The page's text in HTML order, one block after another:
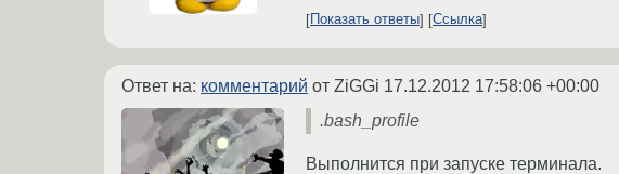
Показать ответы
Ссылка
Ответ на: комментарий от ZiGGi 17.12.2012 17:58:06 +00:00
.bash_profile
Выполнится при запуске терминала.